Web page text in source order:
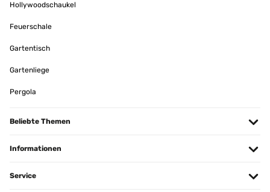
Hollywoodschaukel
Feuerschale
Gartentisch
Gartenliege
Pergola
Beliebte Themen
Informationen
Service